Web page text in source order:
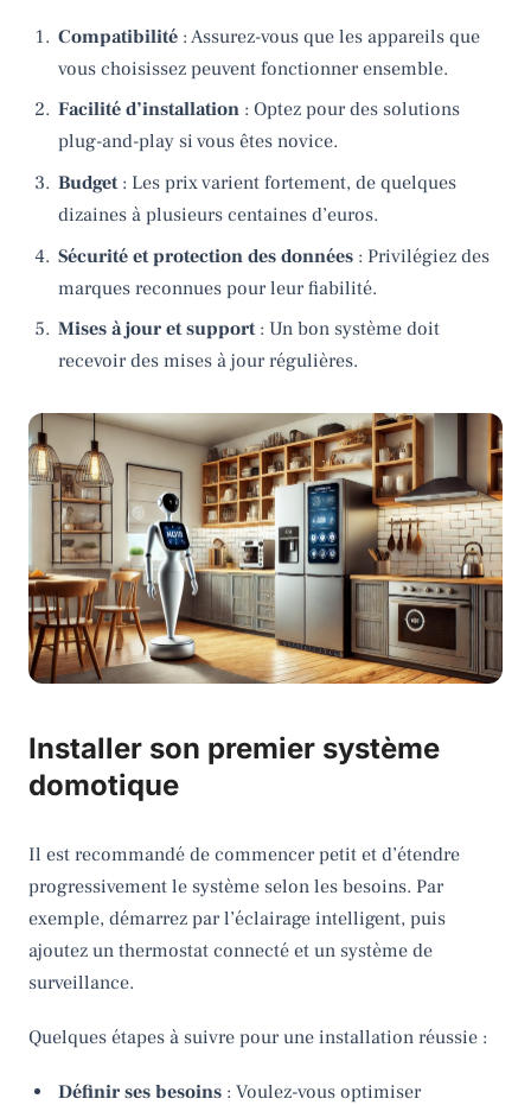
Compatibilité: Assurez-vous que les appareils que
vous choisissez peuvent fonctionner ensemble.
Facilité d’installation: Optez pour des solutions
plug-and-play si vous êtes novice.
Budget: Les prix varient fortement, de quelques
dizaines à plusieurs centaines d’euros.
Sécurité et protection des données: Privilégiez des
marques reconnues pour leur fiabilité.
Mises à jour et support: Un bon système doit
recevoir des mises à jour régulières.
Installer son premier système
domotique
Il est recommandé de commencer petit et d’étendre
progressivement le système selon les besoins. Par
exemple, démarrez par l’éclairage intelligent, puis
ajoutez un thermostat connecté et un système de
surveillance.
Quelques étapes à suivre pour une installation réussie :
Définir ses besoins: Voulez-vous optimiser